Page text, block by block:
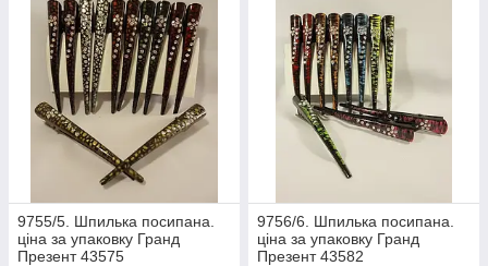
9755/5. Шпилька посипана.
ціна за упаковку Гранд
Презент 43575
9756/6. Шпилька посипана.
ціна за упаковку Гранд
Презент 43582